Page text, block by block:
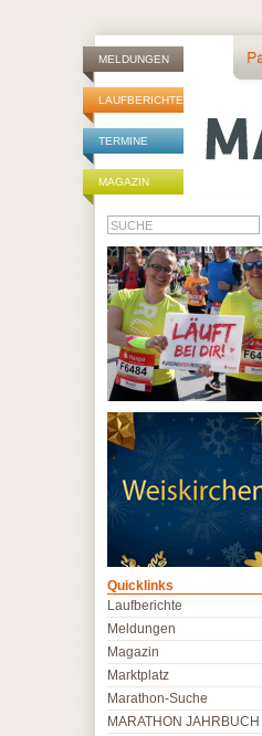
MELDUNGEN
LAUFBERICHTE
TERMINE
MAGAZIN
Quicklinks
Laufberichte
Meldungen
Magazin
Marktplatz
Marathon-Suche
MARATHON JAHRBUCH